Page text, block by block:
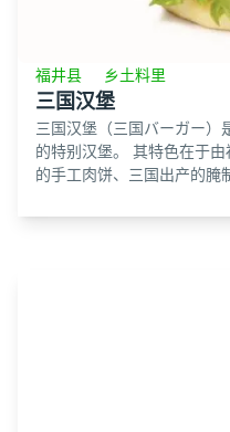
福井县 乡土料里
三国汉堡
三国汉堡（三国バーガー）
的特别汉堡。 其特色在于
的手工肉饼、三国出产的腌